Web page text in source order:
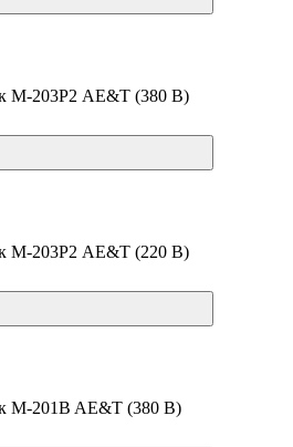
М-203Р2 AE&T (380 В)
М-203Р2 AE&T (220 В)
M-201B AE&T (380 В)